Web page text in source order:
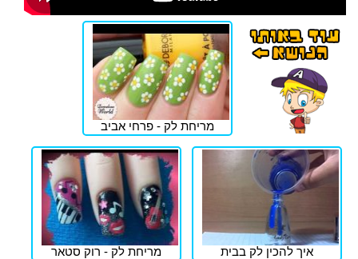
מריחת לק - פרחי אביב
איך להכין לק בבית מריחת לק - רוק סטאר